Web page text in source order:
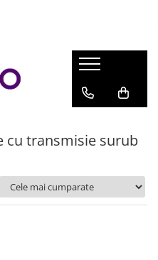
cu transmisie surub